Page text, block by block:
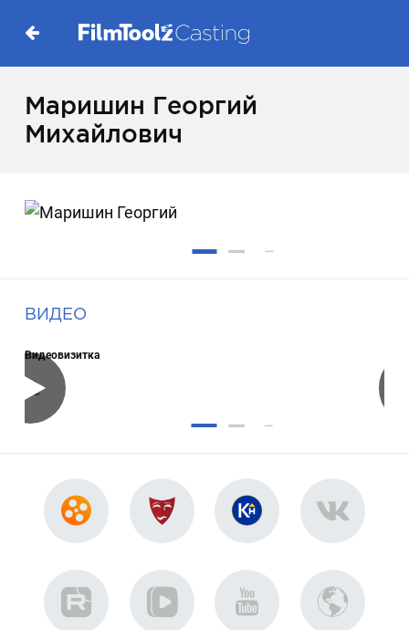
Маришин Георгий
Михайлович
ВИДЕО
Видеовизитка